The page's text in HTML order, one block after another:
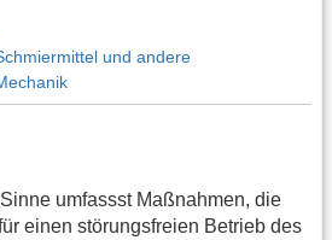
und andere
umfassst Maßnahmen, die
einen störungsfreien Betrieb des